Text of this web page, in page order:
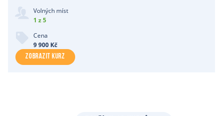
Volných míst
1 z 5
Cena
9 900 Kč
ZOBRAZIT KURZ